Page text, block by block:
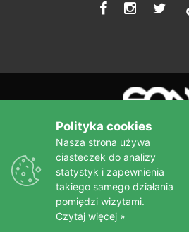
Więcej niż książka!
Wydawnictwo sine qua non
Polityka cookies
Nasza strona używa
ciasteczek do analizy
statystyk i zapewnienia
takiego samego działania
pomiędzi wizytami.
Czytaj więcej »